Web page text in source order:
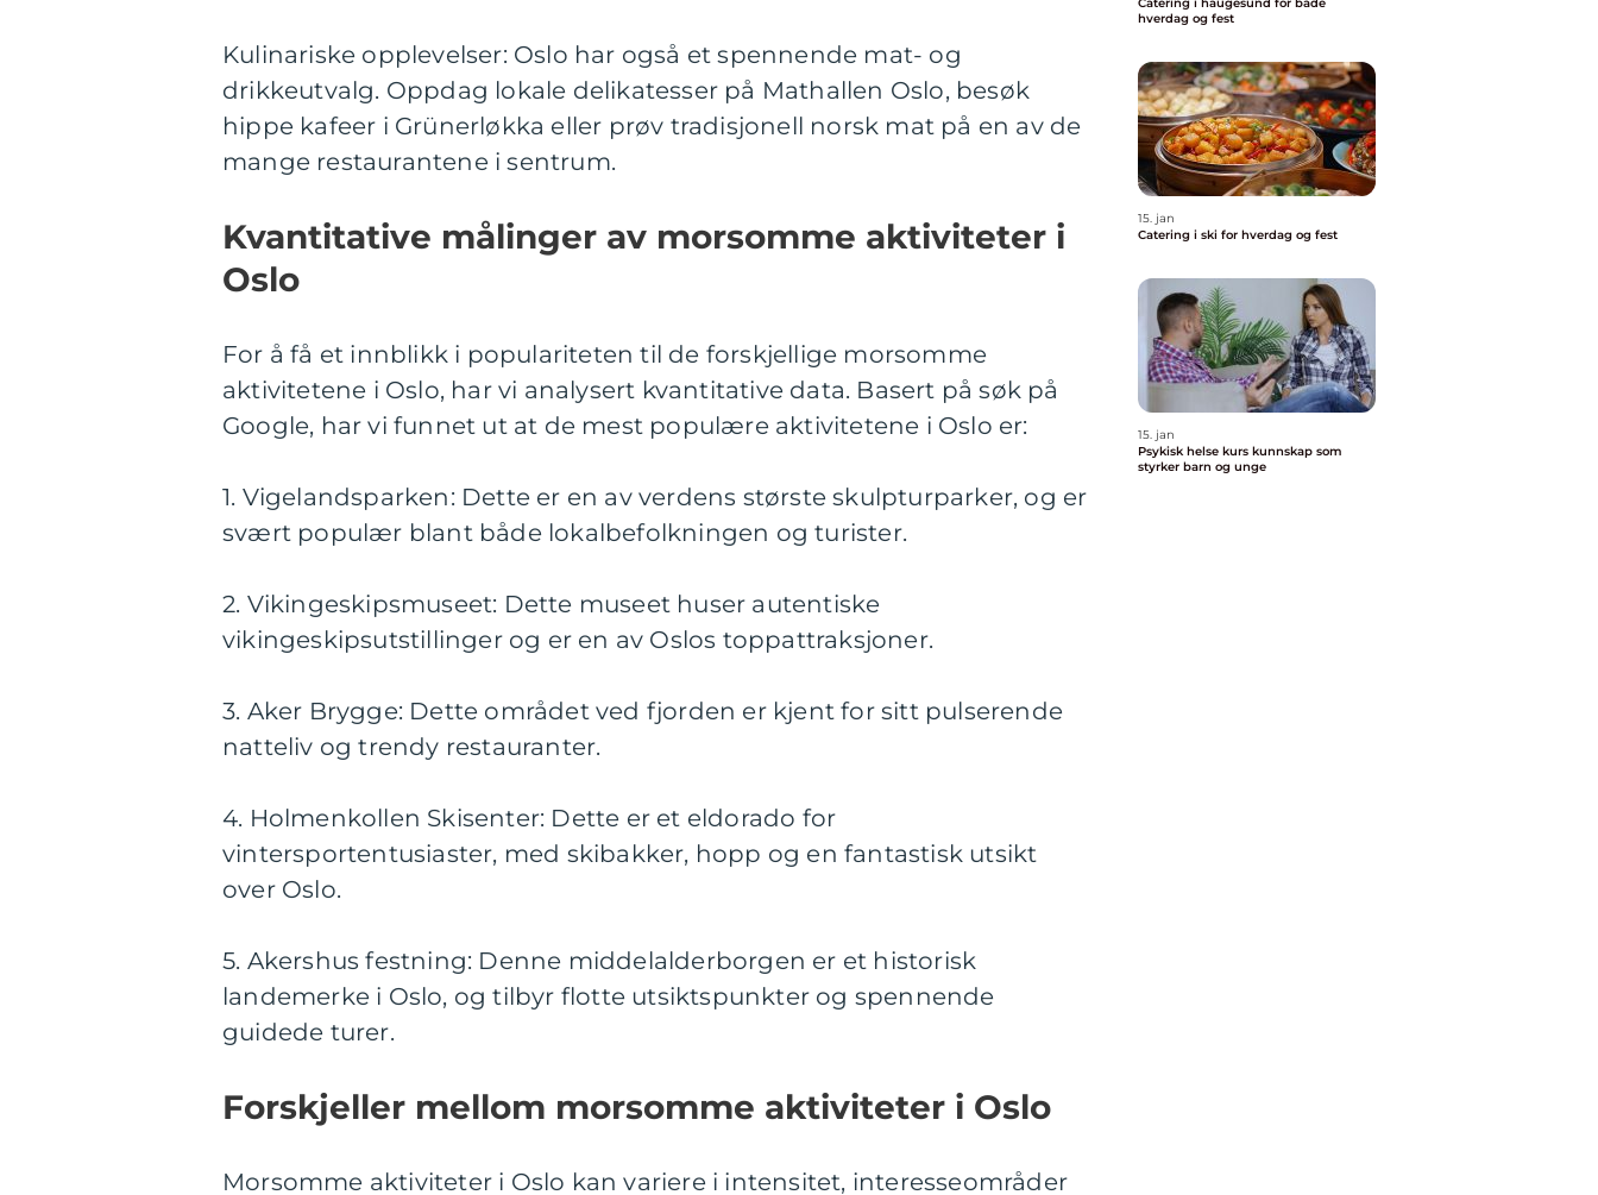
Kulinariske opplevelser: Oslo har også et spennende mat- og
drikkeutvalg. Oppdag lokale delikatesser på Mathallen Oslo, besøk
hippe kafeer i Grünerløkka eller prøv tradisjonell norsk mat på en av de
mange restaurantene i sentrum.
Kvantitative målinger av morsomme aktiviteter i
Oslo
For å få et innblikk i populariteten til de forskjellige morsomme
aktivitetene i Oslo, har vi analysert kvantitative data. Basert på søk på
Google, har vi funnet ut at de mest populære aktivitetene i Oslo er:
1. Vigelandsparken: Dette er en av verdens største skulpturparker, og er
svært populær blant både lokalbefolkningen og turister.
2. Vikingeskipsmuseet: Dette museet huser autentiske
vikingeskipsutstillinger og er en av Oslos toppattraksjoner.
3. Aker Brygge: Dette området ved fjorden er kjent for sitt pulserende
natteliv og trendy restauranter.
4. Holmenkollen Skisenter: Dette er et eldorado for
vintersportentusiaster, med skibakker, hopp og en fantastisk utsikt
over Oslo.
5. Akershus festning: Denne middelalderborgen er et historisk
landemerke i Oslo, og tilbyr flotte utsiktspunkter og spennende
guidede turer.
Forskjeller mellom morsomme aktiviteter i Oslo
Morsomme aktiviteter i Oslo kan variere i intensitet, interesseområder
hverdag og fest
15. jan
Catering i ski for hverdag og fest
15. jan
Psykisk helse kurs kunnskap som
styrker barn og unge